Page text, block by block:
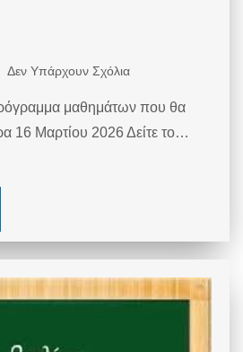
Δεν Υπάρχουν Σχόλια
μαθημάτων που θα
16 Μαρτίου 2026 Δείτε το…